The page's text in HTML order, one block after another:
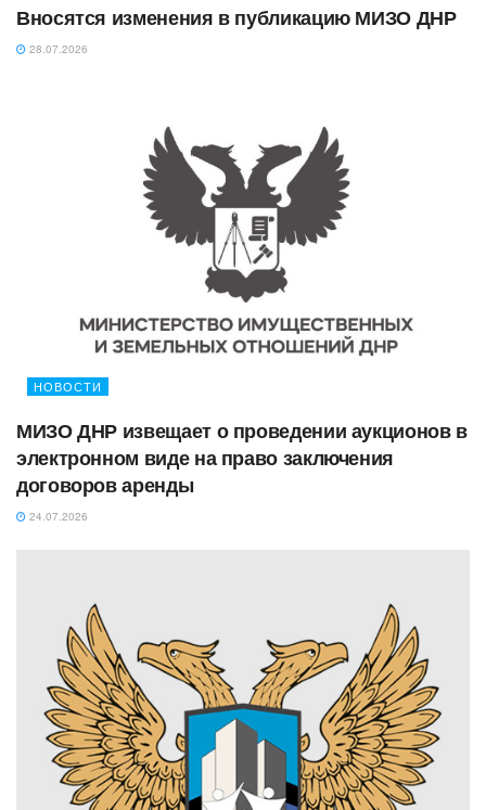
Вносятся изменения в публикацию МИЗО ДНР
28.07.2026
НОВОСТИ
МИЗО ДНР извещает о проведении аукционов в
электронном виде на право заключения
договоров аренды
24.07.2026